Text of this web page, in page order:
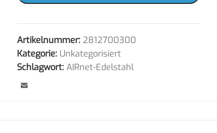
Artikelnummer: 2812700300
Kategorie: Unkategorisiert
Schlagwort: AIRnet-Edelstahl